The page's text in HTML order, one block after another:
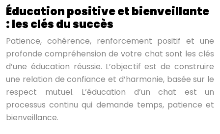
Éducation positive et bienveillante
: les clés du succès
Patience, cohérence, renforcement positif et une
profonde compréhension de votre chat sont les clés
d’une éducation réussie. L’objectif est de construire
une relation de confiance et d’harmonie, basée sur le
respect mutuel. L’éducation d’un chat est un
processus continu qui demande temps, patience et
bienveillance.